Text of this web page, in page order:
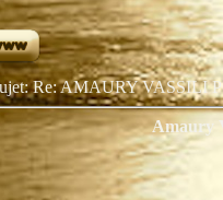
Re: AMAURY VASSILI
Amaury